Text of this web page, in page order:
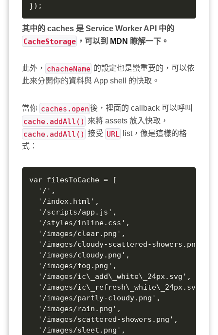
});
其中的 caches 是 Service Worker API 中的
CacheStorage ，可以到 MDN 瞭解一下。
此外， chacheName 的設定也是蠻重要的，可以依
此來分開你的資料與 App shell 的快取。
當你 caches.open後，裡面的 callback 可以呼叫
cache.addAll() 來將 assets 放入快取，
cache.addAll() 接受 URL
list，像是這樣的格
式：
var filesToCache = [
  '/',
  '/index.html',
  '/scripts/app.js',
  '/styles/inline.css',
  '/images/clear.png',
  '/images/cloudy-scattered-showers.png',
  '/images/cloudy.png',
  '/images/fog.png',
  '/images/ic\_add\_white\_24px.svg',
  '/images/ic\_refresh\_white\_24px.svg',
  '/images/partly-cloudy.png',
  '/images/rain.png',
  '/images/scattered-showers.png',
  '/images/sleet.png',